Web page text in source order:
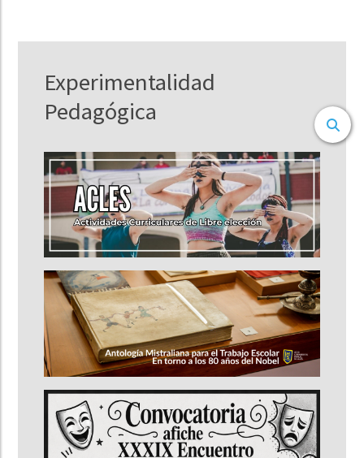
Experimentalidad
Pedagógica